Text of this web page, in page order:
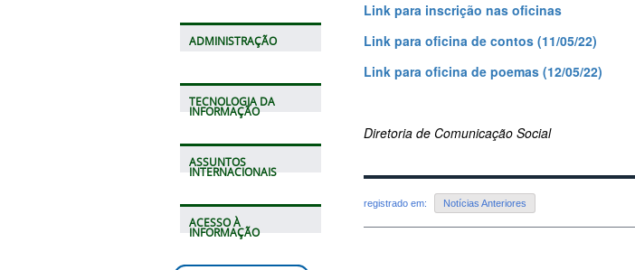
ADMINISTRAÇÃO
TECNOLOGIA DA
INFORMAÇÃO
ASSUNTOS
INTERNACIONAIS
ACESSO À
INFORMAÇÃO
Link para inscrição nas oficinas
Link para oficina de contos (11/05/22)
Link para oficina de poemas (12/05/22)
Diretoria de Comunicação Social
registrado em: Notícias Anteriores